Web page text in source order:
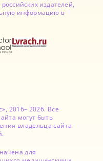
издателей,
информацию в
2016– 2026. Все
могут быть
владельца сайта
для